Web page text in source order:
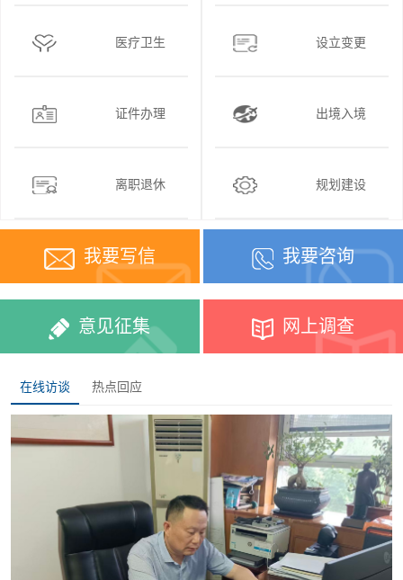
医疗卫生 设立变更
证件办理 出境入境
离职退休 规划建设
我要写信 我要咨询
意见征集 网上调查
在线访谈 热点回应